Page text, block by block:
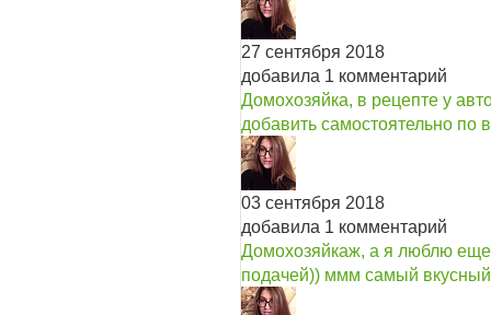
27 сентября 2018
добавила 1 комментарий
Домохозяйка, в рецепте у
добавить самостоятельно по
03 сентября 2018
добавила 1 комментарий
Домохозяйкаж, а я люблю еще
подачей)) ммм самый вкусный